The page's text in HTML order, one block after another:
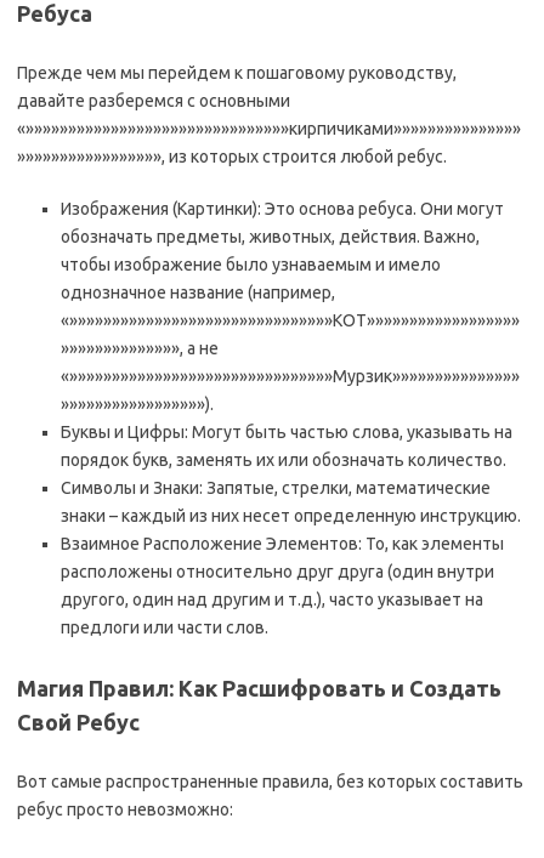
Ребуса
Прежде чем мы перейдем к пошаговому руководству,
давайте разберемся с основными
«»»»»»»»»»»»»»»»»»»»»»»»»»»»»»»»кирпичиками»»»»»»»»»»»»»»»
»»»»»»»»»»»»»»»»», из которых строится любой ребус.
Изображения (Картинки): Это основа ребуса. Они могут
обозначать предметы, животных, действия. Важно,
чтобы изображение было узнаваемым и имело
однозначное название (например,
«»»»»»»»»»»»»»»»»»»»»»»»»»»»»»»»КОТ»»»»»»»»»»»»»»»»»»
»»»»»»»»»»»»»», а не
«»»»»»»»»»»»»»»»»»»»»»»»»»»»»»»»Мурзик»»»»»»»»»»»»»»»
»»»»»»»»»»»»»»»»»).
Буквы и Цифры: Могут быть частью слова, указывать на
порядок букв, заменять их или обозначать количество.
Символы и Знаки: Запятые, стрелки, математические
знаки – каждый из них несет определенную инструкцию.
Взаимное Расположение Элементов: То, как элементы
расположены относительно друг друга (один внутри
другого, один над другим и т.д.), часто указывает на
предлоги или части слов.
Магия Правил: Как Расшифровать и Создать
Свой Ребус
Вот самые распространенные правила, без которых составить
ребус просто невозможно: